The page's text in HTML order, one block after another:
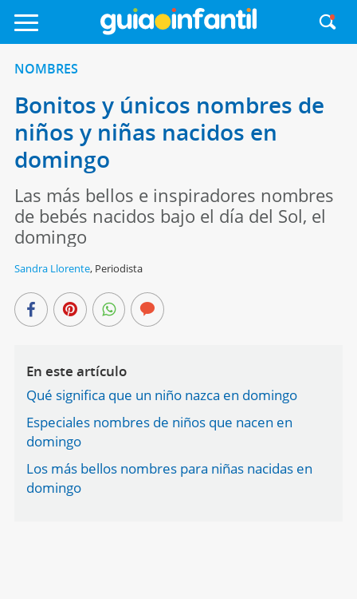
NOMBRES
Bonitos y únicos nombres de
niños y niñas nacidos en
domingo
Las más bellos e inspiradores nombres
de bebés nacidos bajo el día del Sol, el
domingo
Sandra Llorente, Periodista
En este artículo
Qué significa que un niño nazca en domingo
Especiales nombres de niños que nacen en
domingo
Los más bellos nombres para niñas nacidas en
domingo